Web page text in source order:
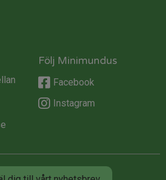
Följ Minimundus
Facebook
Instagram